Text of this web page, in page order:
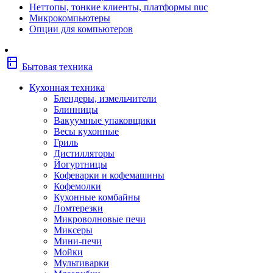
Фены
Щипцы
Электробритвы
Сушильные машины
Морозильные камеры
Плиты
Посудомоечные машины
Водонагреватели
Бойлеры
Встраиваемая техника
комбинированные
Духовые шкафы газовые
Неттопы, тонкие клиенты, платформы nuc
Микрокомпьютеры
Опции для компьютеров
kitchen Бытовая техника
Кухонная техника
Блендеры, измельчители
Блинницы
Вакуумные упаковщики
Весы кухонные
Гриль
Дистилляторы
Йогуртницы
Кофеварки и кофемашины
Кофемолки
Кухонные комбайны
Ломтерезки
Микроволновые печи
Миксеры
Мини-печи
Мойки
Мультиварки